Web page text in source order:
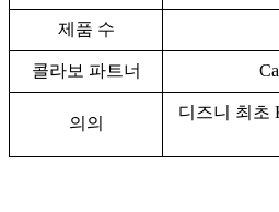
제품 수
콜라보 파트너
의의
디즈니 최초